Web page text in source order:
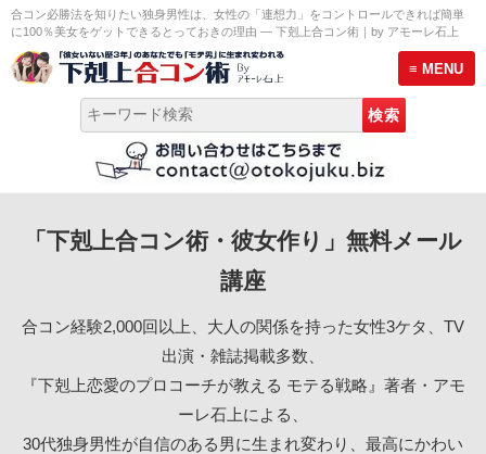
合コン必勝法を知りたい独身男性は、女性の「連想力」をコントロールできれば簡単
に100％美女をゲットできるとっておきの理由 ― 下剋上合コン術｜by アモーレ石上
≡ MENU
プロ合コン幹事養成講座 説明会
サービス案内
恋愛プロフィール
「下剋上合コン術・彼女作り」無料メール
講座
合コン経験2,000回以上、大人の関係を持った女性3ケタ、TV
出演・雑誌掲載多数、
『下剋上恋愛のプロコーチが教える モテる戦略』著者・アモ
ーレ石上による、
30代独身男性が自信のある男に生まれ変わり、最高にかわい